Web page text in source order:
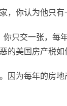
，你认为他只有
只交一张，每
的美国房产税如
因为每年的房